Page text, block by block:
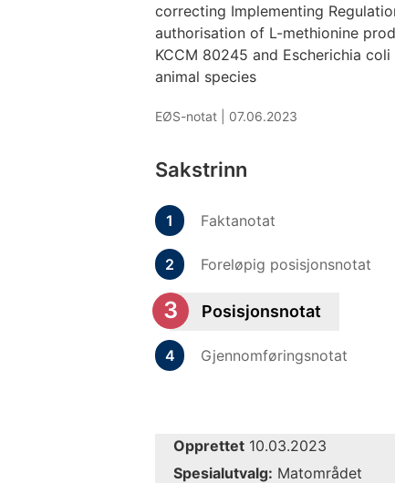
correcting Implementing
authorisation of L-methionine
KCCM 80245 and Escherichia
animal species
EØS-notat | 07.06.2023
Sakstrinn
Faktanotat
Foreløpig posisjonsnotat
Posisjonsnotat
Gjennomføringsnotat
Opprettet 10.03.2023
Spesialutvalg: Matområdet